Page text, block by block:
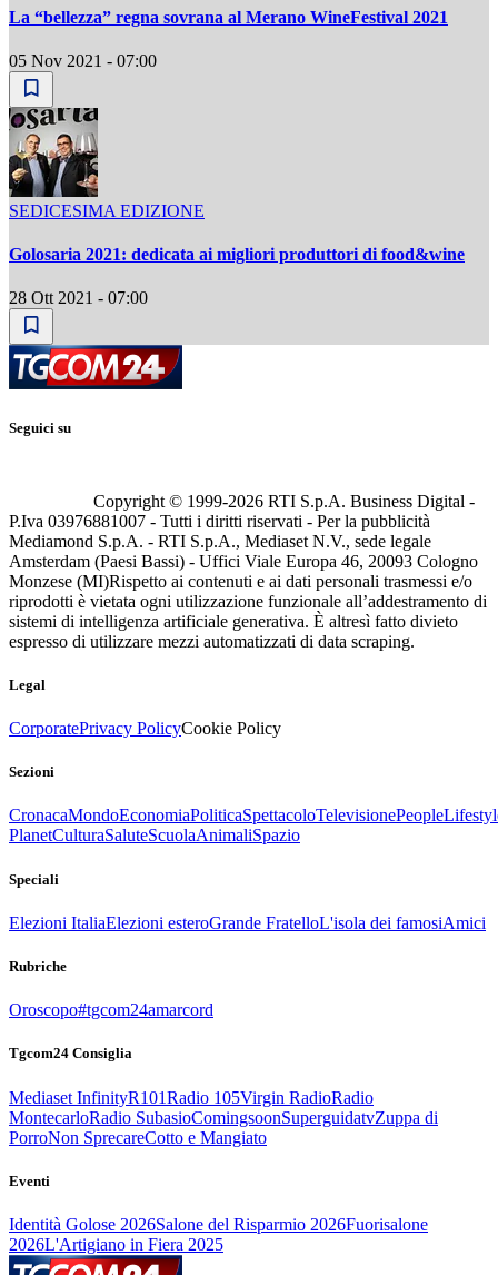
La “bellezza” regna sovrana al Merano WineFestival 2021
05 Nov 2021 - 07:00
SEDICESIMA EDIZIONE
Golosaria 2021: dedicata ai migliori produttori di food&wine
28 Ott 2021 - 07:00
Seguici su
Copyright © 1999-2026 RTI S.p.A. Business Digital -
P.Iva 03976881007 - Tutti i diritti riservati - Per la pubblicità
Mediamond S.p.A. - RTI S.p.A., Mediaset N.V., sede legale
Amsterdam (Paesi Bassi) - Uffici Viale Europa 46, 20093 Cologno
Monzese (MI)Rispetto ai contenuti e ai dati personali trasmessi e/o
riprodotti è vietata ogni utilizzazione funzionale all’addestramento di
sistemi di intelligenza artificiale generativa. È altresì fatto divieto
espresso di utilizzare mezzi automatizzati di data scraping.
Legal
CorporatePrivacy PolicyCookie Policy
Sezioni
CronacaMondoEconomiaPoliticaSpettacoloTelevisionePeople
PlanetCulturaSaluteScuolaAnimaliSpazio
Speciali
Elezioni ItaliaElezioni esteroGrande FratelloL'isola dei famosiAmici
Rubriche
Oroscopo#tgcom24amarcord
Tgcom24 Consiglia
Mediaset InfinityR101Radio 105Virgin RadioRadio
MontecarloRadio SubasioComingsoonSuperguidatvZuppa di
PorroNon SprecareCotto e Mangiato
Eventi
Identità Golose 2026Salone del Risparmio 2026Fuorisalone
2026L'Artigiano in Fiera 2025